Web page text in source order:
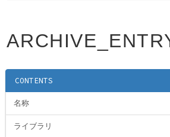
CONTENTS
名称
ライブラリ